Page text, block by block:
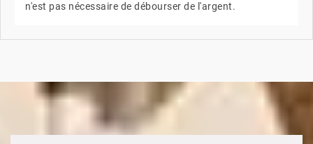
n'est pas nécessaire de débourser de l'argent.